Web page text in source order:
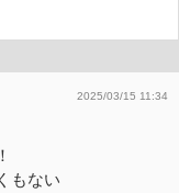
2025/03/15 11:34
もない